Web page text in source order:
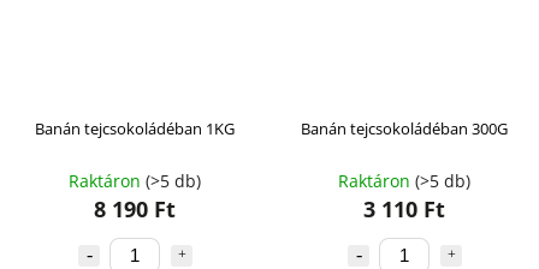
Banán tejcsokoládéban 1KG
Raktáron (>5 db)
8 190 Ft
Banán tejcsokoládéban 300G
Raktáron (>5 db)
3 110 Ft